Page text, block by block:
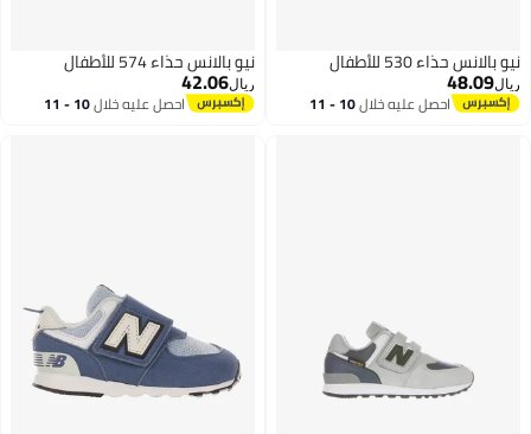
نيو بالانس حذاء 530 للأطفال
ريال48.09
احصل عليه خلال 10 - 11
نيو بالانس حذاء 574 للأطفال
ريال42.06
احصل عليه خلال 10 - 11